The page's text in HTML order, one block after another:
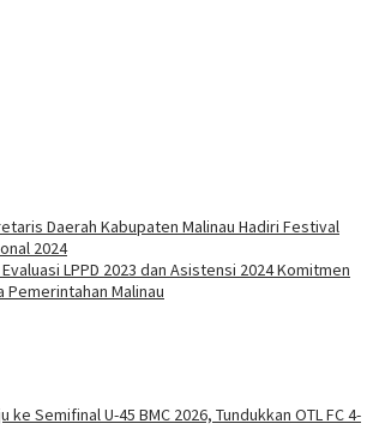
Daerah Kabupaten Malinau Hadiri Festival
2024
LPPD 2023 dan Asistensi 2024 Komitmen
Pemerintahan Malinau
ke Semifinal U-45 BMC 2026, Tundukkan OTL FC 4-